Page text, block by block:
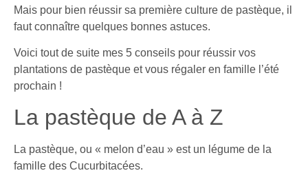
Mais pour bien réussir sa première culture de pastèque, il
faut connaître quelques bonnes astuces.
Voici tout de suite mes 5 conseils pour réussir vos
plantations de pastèque et vous régaler en famille l’été
prochain !
La pastèque de A à Z
La pastèque, ou « melon d’eau » est un légume de la
famille des Cucurbitacées.